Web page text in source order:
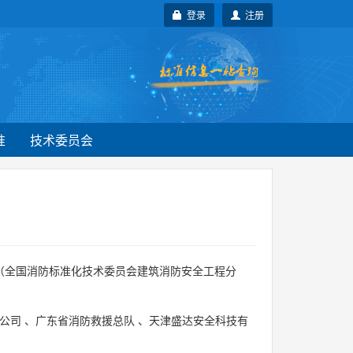
注册
登录
技术委员会
全国消防标准化技术委员会建筑消防安全工程分
司 、 广东省消防救援总队 、 天津盛达安全科技有